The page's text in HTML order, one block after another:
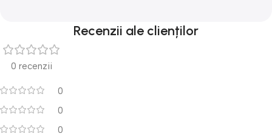
Recenzii ale clienților
0 recenzii
0
0
0